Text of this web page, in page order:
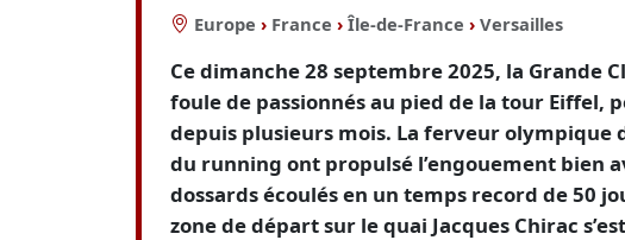
Europe › France › Île-de-France › Versailles
Ce dimanche 28 septembre 2025, la Grande
foule de passionnés au pied de la tour Eiffel,
depuis plusieurs mois. La ferveur olympique
du running ont propulsé l’engouement bien
dossards écoulés en un temps record de 50
zone de départ sur le quai Jacques Chirac